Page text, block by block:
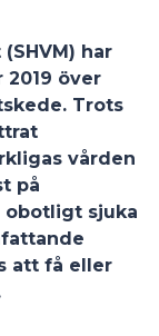
har
över
Trots
vården
på
sjuka
att få eller